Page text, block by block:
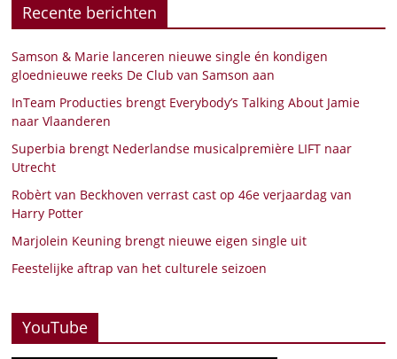
Recente berichten
Samson & Marie lanceren nieuwe single én kondigen
gloednieuwe reeks De Club van Samson aan
InTeam Producties brengt Everybody’s Talking About Jamie
naar Vlaanderen
Superbia brengt Nederlandse musicalpremière LIFT naar
Utrecht
Robèrt van Beckhoven verrast cast op 46e verjaardag van
Harry Potter
Marjolein Keuning brengt nieuwe eigen single uit
Feestelijke aftrap van het culturele seizoen
YouTube